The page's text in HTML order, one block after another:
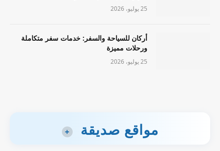
25 يوليو، 2026
أركان للسياحة والسفر: خدمات سفر متكاملة
ورحلات مميزة
25 يوليو، 2026
مواقع صديقة +